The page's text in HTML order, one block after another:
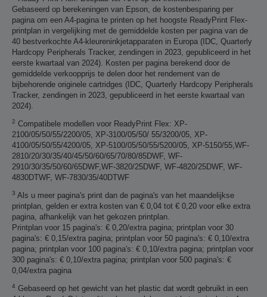
Gebaseerd op berekeningen van Epson, de kostenbesparing per
pagina om een A4-pagina te printen op het hoogste ReadyPrint Flex-
printplan in vergelijking met de gemiddelde kosten per pagina van de
40 bestverkochte A4-kleureninkjetapparaten in Europa (IDC, Quarterly
Hardcopy Peripherals Tracker, zendingen in 2023, gepubliceerd in het
eerste kwartaal van 2024). Kosten per pagina berekend door de
gemiddelde verkoopprijs te delen door het rendement van de
bijbehorende originele cartridges (IDC, Quarterly Hardcopy Peripherals
Tracker, zendingen in 2023, gepubliceerd in het eerste kwartaal van
2024).
2 Compatibele modellen voor ReadyPrint Flex: XP-
2100/05/50/55/2200/05, XP-3100/05/50/ 55/3200/05, XP-
4100/05/50/55/4200/05, XP-5100/05/50/55/5200/05, XP-5150/55,WF-
2810/20/30/35/40/45/50/60/65/70/80/85DWF, WF-
2910/30/35/50/60/65DWF,WF-3820/25DWF, WF-4820/25DWF, WF-
4830DTWF, WF-7830/35/40DTWF
3 Als u meer pagina's print dan de pagina's van het maandelijkse
printplan, gelden er extra kosten van € 0,04 tot € 0,20 voor elke extra
pagina, afhankelijk van het gekozen printplan.
Printplan voor 15 pagina's: € 0,20/extra pagina; printplan voor 30
pagina's: € 0,15/extra pagina; printplan voor 50 pagina's: € 0,10/extra
pagina; printplan voor 100 pagina's: € 0,10/extra pagina; printplan voor
300 pagina's: € 0,10/extra pagina; printplan voor 500 pagina's: €
0,04/extra pagina
4 Gebaseerd op het gewicht van het plastic dat wordt gebruikt in een